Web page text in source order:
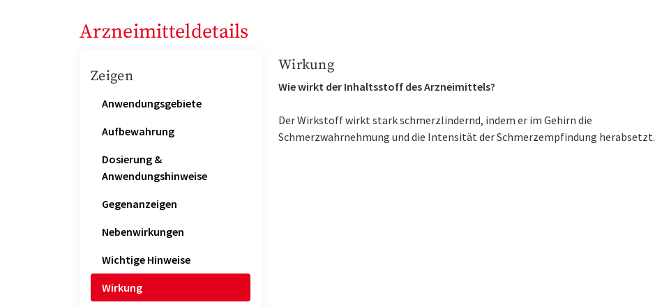
Arzneimitteldetails
Zeigen
Anwendungsgebiete
Aufbewahrung
Dosierung &
Anwendungshinweise
Gegenanzeigen
Nebenwirkungen
Wichtige Hinweise
Wirkung
Wirkung
Wie wirkt der Inhaltsstoff des Arzneimittels?
Der Wirkstoff wirkt stark schmerzlindernd, indem er im Gehirn die
Schmerzwahrnehmung und die Intensität der Schmerzempfindung herabsetzt.